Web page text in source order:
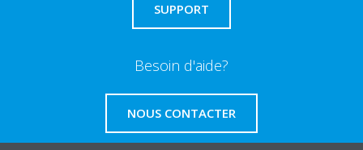
SUPPORT
Besoin d'aide?
NOUS CONTACTER